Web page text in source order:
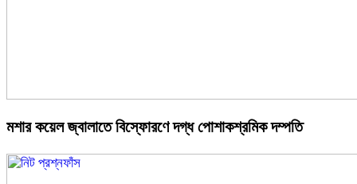
মশার কয়েল জ্বালাতে বিস্ফোরণে দগ্ধ পোশাকশ্রমিক দম্পতি